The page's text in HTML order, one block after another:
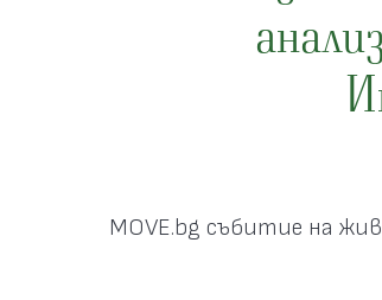
MOVE.bg събитие на